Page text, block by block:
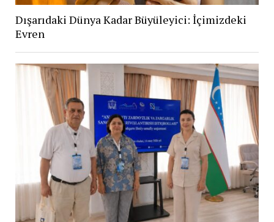
Dışarıdaki Dünya Kadar Büyüleyici: İçimizdeki
Evren